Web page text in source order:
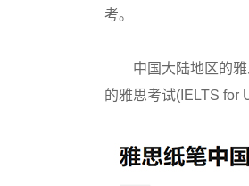
考。
中国大陆地区的雅
的雅思考试(IELTS for